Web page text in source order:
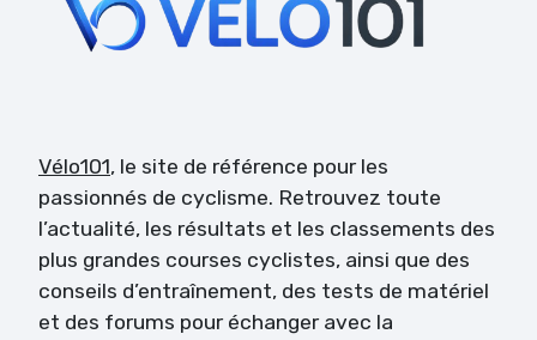
Vélo101, le site de référence pour les
passionnés de cyclisme. Retrouvez toute
l’actualité, les résultats et les classements des
plus grandes courses cyclistes, ainsi que des
conseils d’entraînement, des tests de matériel
et des forums pour échanger avec la